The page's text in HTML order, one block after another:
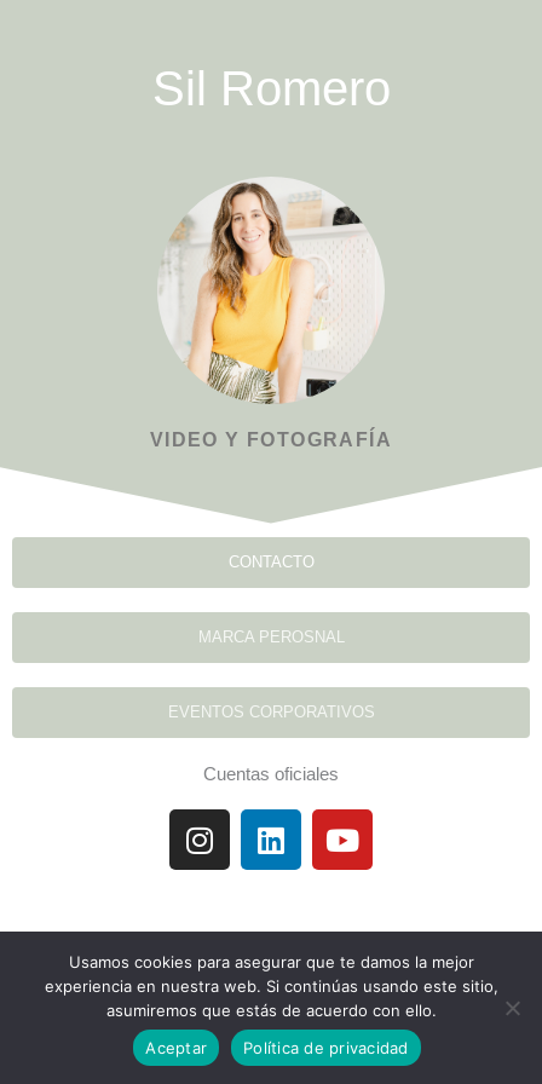
Sil Romero
VIDEO Y FOTOGRAFÍA
CONTACTO
MARCA PEROSNAL
EVENTOS CORPORATIVOS
Cuentas oficiales
I
n
g
r
a
m
L
i
d
i
n
Y
o
b
e
Usamos cookies para asegurar que te damos la mejor
experiencia en nuestra web. Si continúas usando este sitio,
asumiremos que estás de acuerdo con ello.
Aceptar
Política de privacidad